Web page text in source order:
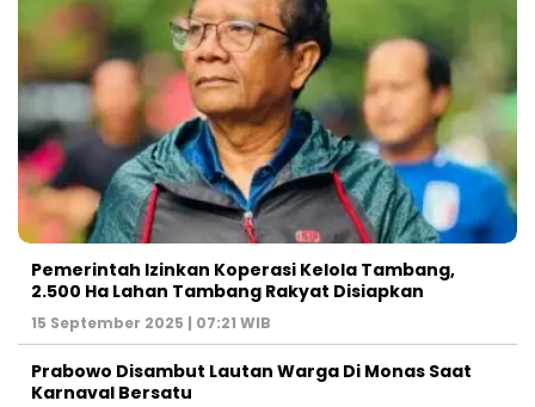
Pemerintah Izinkan Koperasi Kelola Tambang,
2.500 Ha Lahan Tambang Rakyat Disiapkan
15 September 2025 | 07:21 WIB
Prabowo Disambut Lautan Warga Di Monas Saat
Karnaval Bersatu